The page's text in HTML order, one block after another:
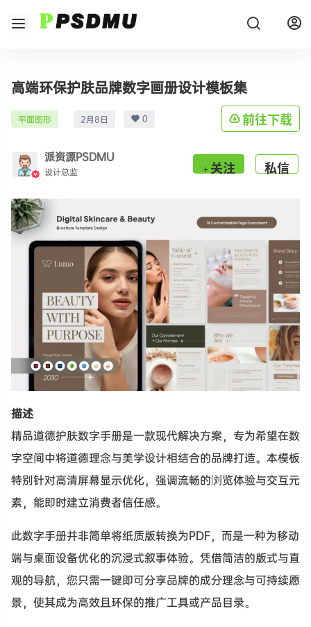
高端环保护肤品牌数字画册设计模板集
平面图形 2月8日 0 前往下载
派资源PSDMU
设计总监 关注 私信
描述
精品道德护肤数字手册是一款现代解决方案，专为希望在数
字空间中将道德理念与美学设计相结合的品牌打造。本模板
特别针对高清屏幕显示优化，强调流畅的浏览体验与交互元
素，能即时建立消费者信任感。
此数字手册并非简单将纸质版转换为PDF，而是一种为移动
端与桌面设备优化的沉浸式叙事体验。凭借简洁的版式与直
观的导航，您只需一键即可分享品牌的成分理念与可持续愿
景，使其成为高效且环保的推广工具或产品目录。